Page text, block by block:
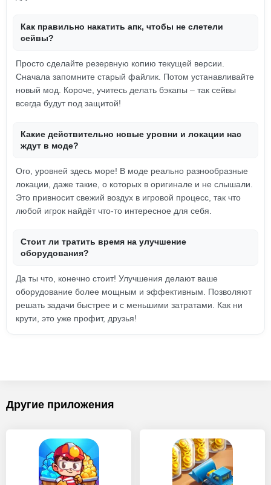
Как правильно накатить апк, чтобы не слетели
сейвы?
Просто сделайте резервную копию текущей версии.
Сначала запомните старый файлик. Потом устанавливайте
новый мод. Короче, учитесь делать бэкапы – так сейвы
всегда будут под защитой!
Какие действительно новые уровни и локации нас
ждут в моде?
Ого, уровней здесь море! В моде реально разнообразные
локации, даже такие, о которых в оригинале и не слышали.
Это привносит свежий воздух в игровой процесс, так что
любой игрок найдёт что-то интересное для себя.
Стоит ли тратить время на улучшение
оборудования?
Да ты что, конечно стоит! Улучшения делают ваше
оборудование более мощным и эффективным. Позволяют
решать задачи быстрее и с меньшими затратами. Как ни
крути, это уже профит, друзья!
Другие приложения